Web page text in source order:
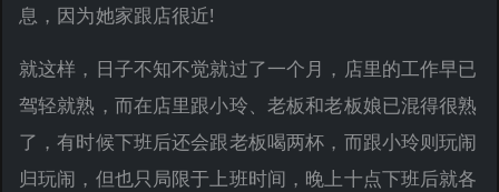
息，因为她家跟店很近!
就这样，日子不知不觉就过了一个月，店里的工作早已
驾轻就熟，而在店里跟小玲、老板和老板娘已混得很熟
了，有时候下班后还会跟老板喝两杯，而跟小玲则玩闹
归玩闹，但也只局限于上班时间，晚上十点下班后就各